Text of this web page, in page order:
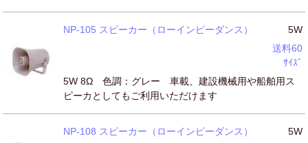
NP-105 スピーカー（ローインピーダンス）
5W
送料60
ｻｲｽﾞ
5W 8Ω 色調：グレー 車載、建設機械用や船舶用ス
ピーカとしてもご利用いただけます
NP-108 スピーカー（ローインピーダンス）
5W